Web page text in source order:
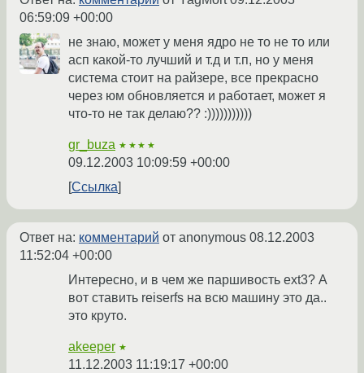
06:59:09 +00:00
не знаю, может у меня ядро не то не то или
асп какой-то лучший и т.д и т.п, но у меня
система стоит на райзере, все прекрасно
через юм обновляется и работает, может я
что-то не так делаю?? :)))))))))))
gr_buza ★★★★
09.12.2003 10:09:59 +00:00
Ссылка
Ответ на: комментарий от anonymous 08.12.2003
11:52:04 +00:00
Интересно, и в чем же паршивость ext3? А
вот ставить reiserfs на всю машину это да..
это круто.
akeeper ★
11.12.2003 11:19:17 +00:00